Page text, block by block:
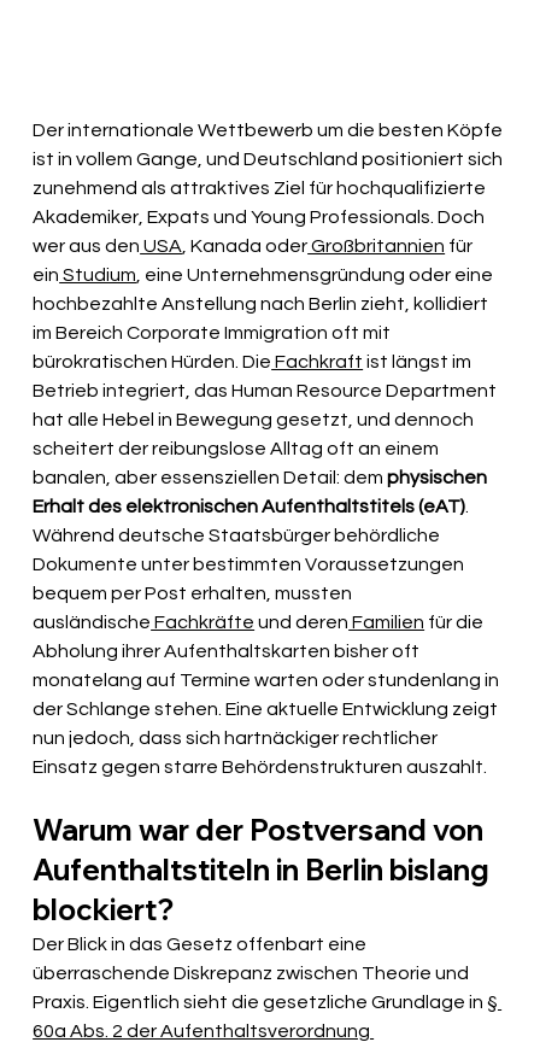
Der internationale Wettbewerb um die besten Köpfe
ist in vollem Gange, und Deutschland positioniert sich
zunehmend als attraktives Ziel für hochqualifizierte
Akademiker, Expats und Young Professionals. Doch
wer aus den USA , Kanada oder Großbritannien für
ein Studium , eine Unternehmensgründung oder eine
hochbezahlte Anstellung nach Berlin zieht, kollidiert
im Bereich Corporate Immigration oft mit
bürokratischen Hürden. Die Fachkraft ist längst im
Betrieb integriert, das Human Resource Department
hat alle Hebel in Bewegung gesetzt, und dennoch
scheitert der reibungslose Alltag oft an einem
banalen, aber essensziellen Detail: dem physischen
Erhalt des elektronischen Aufenthaltstitels (eAT)
Während deutsche Staatsbürger behördliche
Dokumente unter bestimmten Voraussetzungen
bequem per Post erhalten, mussten
ausländische Fachkräfte und deren Familien für die
Abholung ihrer Aufenthaltskarten bisher oft
monatelang auf Termine warten oder stundenlang in
der Schlange stehen. Eine aktuelle Entwicklung zeigt
nun jedoch, dass sich hartnäckiger rechtlicher
Einsatz gegen starre Behördenstrukturen auszahlt.
Warum war der Postversand von
Aufenthaltstiteln in Berlin bislang
blockiert?
Der Blick in das Gesetz offenbart eine
überraschende Diskrepanz zwischen Theorie und
Praxis. Eigentlich sieht die gesetzliche Grundlage in §
60a Abs. 2 der Aufenthaltsverordnung